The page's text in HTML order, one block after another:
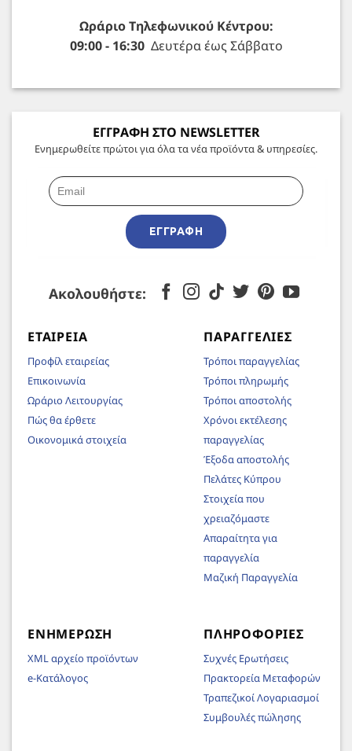
Ωράριο Τηλεφωνικού Κέντρου:
09:00 - 16:30Δευτέρα έως Σάββατο
ΕΓΓΡΑΦΗ ΣΤΟ NEWSLETTER
Ενημερωθείτε πρώτοι για όλα τα νέα προϊόντα & υπηρεσίες.
ΕΓΓΡΑΦΉ
Ακολουθήστε:
ΕΤΑΙΡΕΊΑ
Προφίλ εταιρείας
Επικοινωνία
Ωράριο Λειτουργίας
Πώς θα έρθετε
Οικονομικά στοιχεία
ΠΑΡΑΓΓΕΛΊΕΣ
Τρόποι παραγγελίας
Τρόποι πληρωμής
Τρόποι αποστολής
Χρόνοι εκτέλεσης
παραγγελίας
Έξοδα αποστολής
Πελάτες Κύπρου
Στοιχεία που
χρειαζόμαστε
Απαραίτητα για
παραγγελία
Μαζική Παραγγελία
ΕΝΗΜΈΡΩΣΗ
XML αρχείο προϊόντων
e-Κατάλογος
ΠΛΗΡΟΦΟΡΊΕΣ
Συχνές Ερωτήσεις
Πρακτορεία Μεταφορών
Τραπεζικοί Λογαριασμοί
Συμβουλές πώλησης